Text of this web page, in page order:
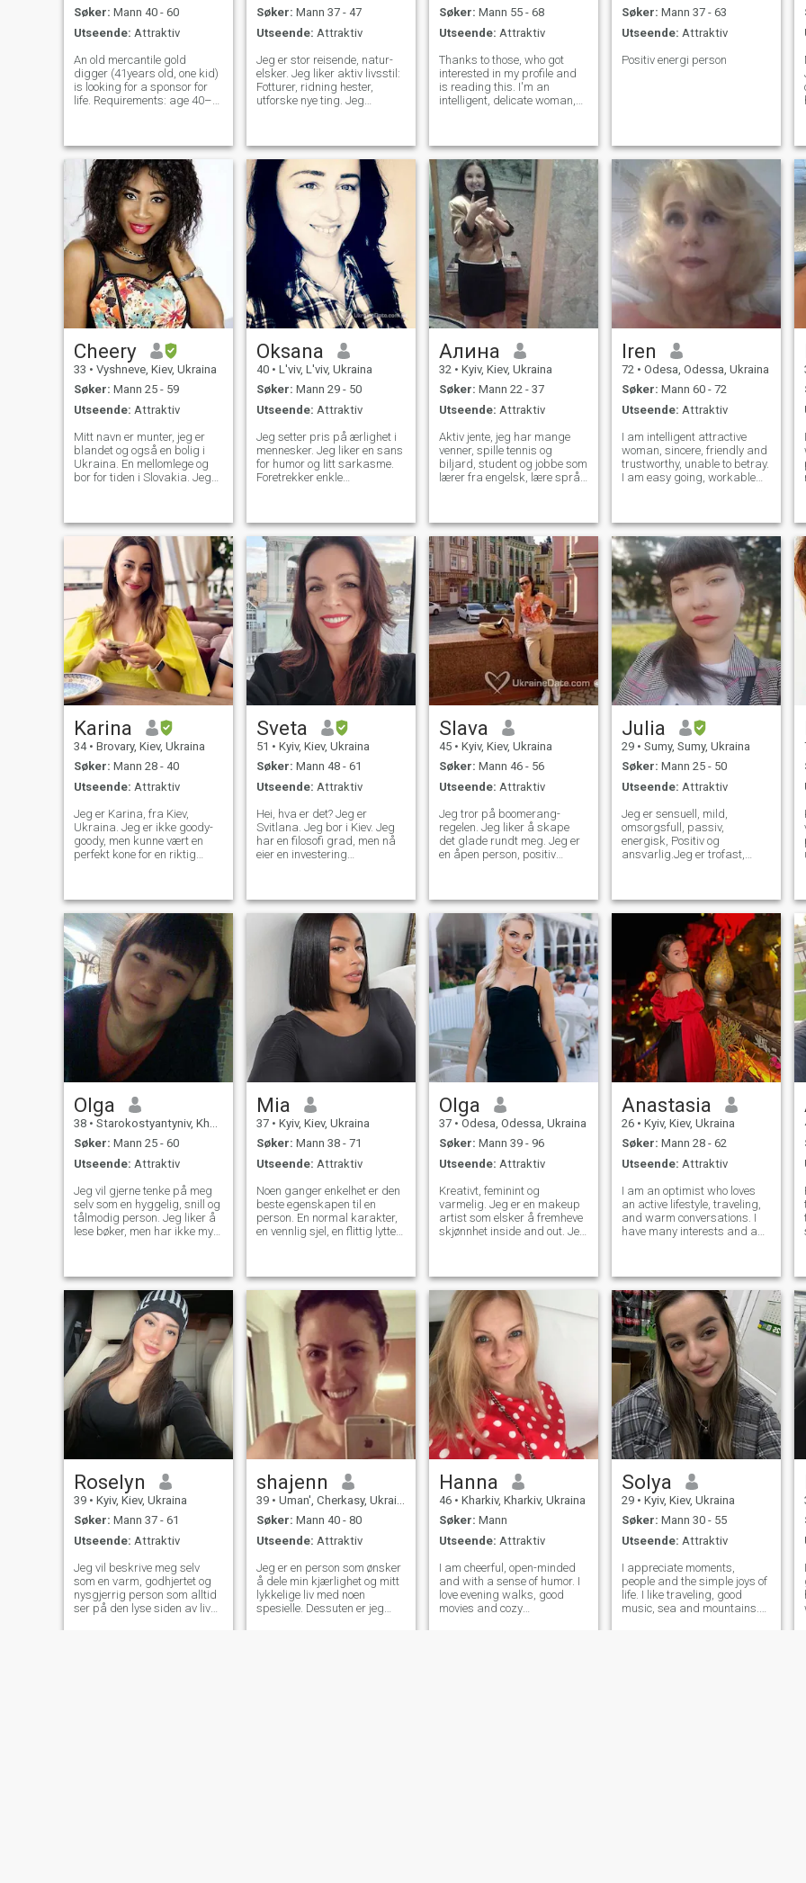
Søker: Mann 40 - 60
Utseende: Attraktiv
An old mercantile gold
digger (41years old, one kid)
is looking for a sponsor for
life. Requirements: age 40–
mama’s boys — please don’t
bother! I don’t need
competition! 😄
Søker: Mann 37 - 47
Utseende: Attraktiv
Jeg er stor reisende, natur-
elsker. Jeg liker aktiv livsstil:
Fotturer, ridning hester,
utforske nye ting. Jeg
forhold med en Google
oversetter, så PLS, hvis du
ikke snakker engelsk godt -
ikke skriv meg. Jeg deler
ikke min private informasjon
med fremmede. Jeg er ikke
helt sikker på om jeg jobber i
et viktig felt nå og jeg trenger
Søker: Mann 55 - 68
Utseende: Attraktiv
Thanks to those, who got
interested in my profile and
is reading this. I'm an
intelligent, delicate woman,
evenings as well as
travelling. I'm following
healthy way o
Søker: Mann 37 - 63
Utseende: Attraktiv
Positiv energi person
Cheery
33 • Vyshneve, Kiev, Ukraina
Søker: Mann 25 - 59
Utseende: Attraktiv
Mitt navn er munter, jeg er
blandet og også en bolig i
Ukraina. En mellomlege og
bor for tiden i Slovakia. Jeg
jeg sosialt vennlig,
aksepterer jeg folks tro og
respekt religion. Jeg er
forståelsesfull, uttaler og
åpensinnet. Jeg er en veldig
sensitiv person og jeg ser
etter det beste siden jeg
holder en høy personlighet.
Oksana
40 • L'viv, L'viv, Ukraina
Søker: Mann 29 - 50
Utseende: Attraktiv
Jeg setter pris på ærlighet i
mennesker. Jeg liker en sans
for humor og litt sarkasme.
Foretrekker enkle
og sykling). Jeg bodde i
London. Jeg har en stor
lidenskap for fremmedspråk
og DET. Mine favorittsitater:
«aldri dømme en bok av
omslaget», «aldri gi opp»,
«kvalitet er bedre enn
kvantitet» «Handling taler
høyere enn ord» Jeg har en
ganske uvanlig hobby. Jeg
lager min egen såpe og
sjampo bar, med forskjellige
farger og design.
Алина
32 • Kyiv, Kiev, Ukraina
Søker: Mann 22 - 37
Utseende: Attraktiv
Aktiv jente, jeg har mange
venner, spille tennis og
biljard, student og jobbe som
lærer fra engelsk, lære språk
pilates, yoga.
Iren
72 • Odesa, Odessa, Ukraina
Søker: Mann 60 - 72
Utseende: Attraktiv
I am intelligent attractive
woman, sincere, friendly and
trustworthy, unable to betray.
I am easy going, workable
And the main thing - I am
loving, gentle, sens
Karina
34 • Brovary, Kiev, Ukraina
Søker: Mann 28 - 40
Utseende: Attraktiv
Jeg er Karina, fra Kiev,
Ukraina. Jeg er ikke goody-
goody, men kunne vært en
perfekt kone for en riktig
veldig god på matlaging,
spesielt ørkener og gal om
renslighet og krevende om
det. Min lidenskap er
latinamerikansk dans, og
jeg elsker å reise så mye.
Jeg elsker dyr og er imot
enhver form for utnyttelse av
dem. Jeg har gode manerer
og liker når jeg har en
partner.
Sveta
51 • Kyiv, Kiev, Ukraina
Søker: Mann 48 - 61
Utseende: Attraktiv
Hei, hva er det? Jeg er
Svitlana. Jeg bor i Kiev. Jeg
har en filosofi grad, men nå
eier en investering
Havet, solen og bøkene gir
meg energi. Jeg lever i fred
med min familie og folk rundt
meg. Takk for
oppmerksomheten ❤️
Slava
45 • Kyiv, Kiev, Ukraina
Søker: Mann 46 - 56
Utseende: Attraktiv
Jeg tror på boomerang-
regelen. Jeg liker å skape
det glade rundt meg. Jeg er
en åpen person, positiv
gå et sted ut til middag)) Jeg
liker vintersport også jeg går
på treningsstudioet på en
vanlig base. Jeg spiller
tennis, kan snakke, skrive og
lese engelsk.
Julia
29 • Sumy, Sumy, Ukraina
Søker: Mann 25 - 50
Utseende: Attraktiv
Jeg er sensuell, mild,
omsorgsfull, passiv,
energisk, Positiv og
ansvarlig.Jeg er trofast,
interessante mennesker.
Mine fantastiske venner
anser meg for å være
oppriktig og veldig
romantisk dame;)
Olga
38 • Starokostyantyniv, Khmel'nyts'kyy, Ukraina
Søker: Mann 25 - 60
Utseende: Attraktiv
Jeg vil gjerne tenke på meg
selv som en hyggelig, snill og
tålmodig person. Jeg liker å
lese bøker, men har ikke mye
ganske godt og har
grunnleggende kunnskap
om spansk. Jeg reiser
Golden retriever som en
enkelt forelder.)) Vel, send
meg en melding hvis du vil
vite om meg litt mer.
Mia
37 • Kyiv, Kiev, Ukraina
Søker: Mann 38 - 71
Utseende: Attraktiv
Noen ganger enkelhet er den
beste egenskapen til en
person. En normal karakter,
en vennlig sjel, en flittig lytter
til livet, alt dette er i meg Jeg
setter virkelig pris på godhet
og oppriktighet i folk
Olga
37 • Odesa, Odessa, Ukraina
Søker: Mann 39 - 96
Utseende: Attraktiv
Kreativt, feminint og
varmelig. Jeg er en makeup
artist som elsker å fremheve
skjønnhet inside and out. Jeg
kjemi. En omsorgsfull mor
med en kreativ sjel, som
drømmer om reise, harmoni
og en forbindelse som starter
med en gnist.
Anastasia
26 • Kyiv, Kiev, Ukraina
Søker: Mann 28 - 62
Utseende: Attraktiv
I am an optimist who loves
an active lifestyle, traveling,
and warm conversations. I
have many interests and am
adventures and peace with
loved ones. I love spontaneity,
Roselyn
39 • Kyiv, Kiev, Ukraina
Søker: Mann 37 - 61
Utseende: Attraktiv
Jeg vil beskrive meg selv
som en varm, godhjertet og
nysgjerrig person som alltid
ser på den lyse siden av livet.
shajenn
39 • Uman', Cherkasy, Ukraina
Søker: Mann 40 - 80
Utseende: Attraktiv
Jeg er en person som ønsker
å dele min kjærlighet og mitt
lykkelige liv med noen
spesielle. Dessuten er jeg
Hanna
46 • Kharkiv, Kharkiv, Ukraina
Søker: Mann
Utseende: Attraktiv
I am cheerful, open-minded
and with a sense of humor. I
love evening walks, good
movies and cozy
Solya
29 • Kyiv, Kiev, Ukraina
Søker: Mann 30 - 55
Utseende: Attraktiv
I appreciate moments,
people and the simple joys of
life. I like traveling, good
music, sea and mountains.